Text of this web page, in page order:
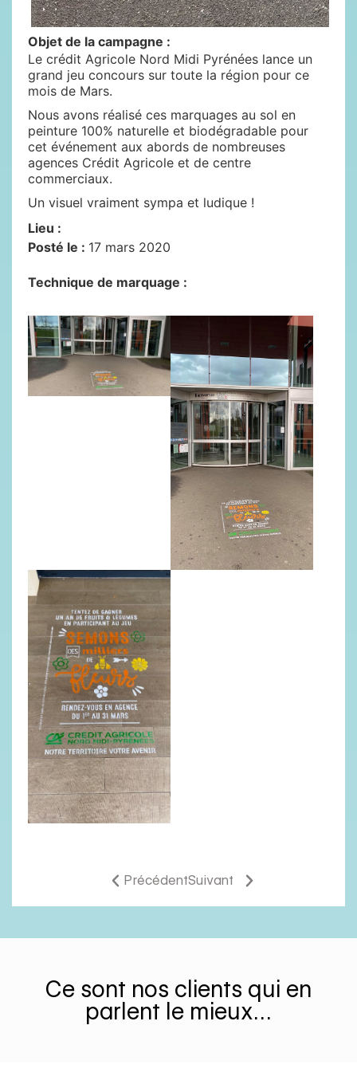
Objet de la campagne :
Le crédit Agricole Nord Midi Pyrénées lance un
grand jeu concours sur toute la région pour ce
mois de Mars.
Nous avons réalisé ces marquages au sol en
peinture 100% naturelle et biodégradable pour
cet événement aux abords de nombreuses
agences Crédit Agricole et de centre
commerciaux.
Un visuel vraiment sympa et ludique !
Lieu :
Posté le : 17 mars 2020
Technique de marquage :
PrécédentSuivant
Ce sont nos clients qui en
parlent le mieux…